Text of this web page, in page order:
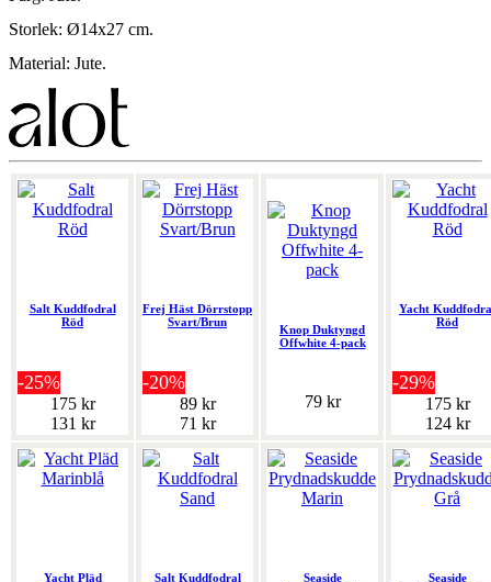
Storlek: Ø14x27 cm.
Material: Jute.
Salt Kuddfodral
Röd
-25%
175 kr
131 kr
Frej Häst Dörrstopp
Svart/Brun
-20%
89 kr
71 kr
Knop Duktyngd
Offwhite 4-pack
79 kr
Yacht
Röd
-29%
175 kr
124 kr
Yacht Pläd
Salt Kuddfodral
Seaside
Seaside